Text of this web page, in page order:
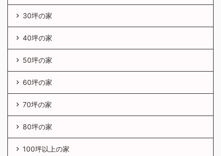
30坪の家
40坪の家
50坪の家
60坪の家
70坪の家
80坪の家
100坪以上の家